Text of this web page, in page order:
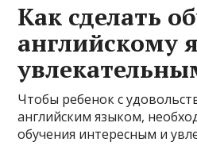
Как сделать
английскому
Чтобы ребенок с
английским языком,
обучения интересным и